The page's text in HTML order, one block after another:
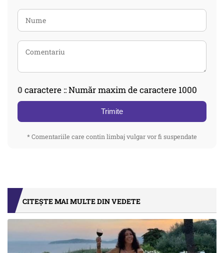
0 caractere :: Număr maxim de caractere 1000
Trimite
* Comentariile care contin limbaj vulgar vor fi suspendate
CITEȘTE MAI MULTE DIN VEDETE